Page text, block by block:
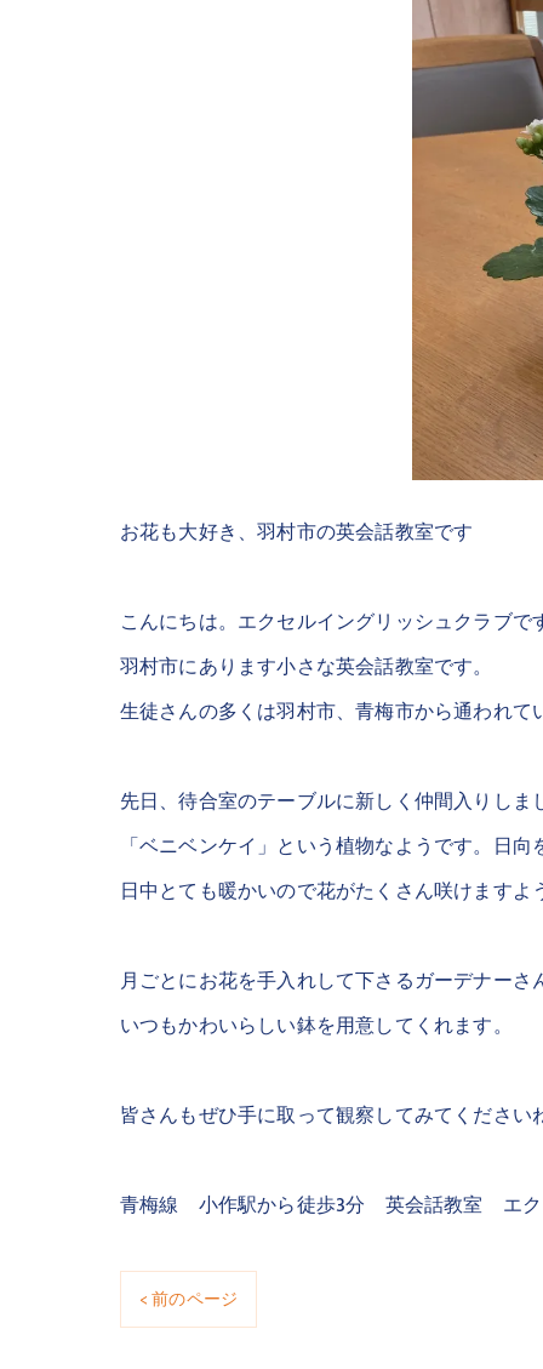
お花も大好き、羽村市の英会話教室です
こんにちは。エクセルイングリッシュクラブで
羽村市にあります小さな英会話教室です。
生徒さんの多くは羽村市、青梅市から通われ
先日、待合室のテーブルに新しく仲間入りし
「ベニベンケイ」という植物なようです。日
日中とても暖かいので花がたくさん咲けますよ
月ごとにお花を手入れして下さるガーデナー
いつもかわいらしい鉢を用意してくれます。
皆さんもぜひ手に取って観察してみてください
青梅線 小作駅から徒歩3分 英会話教室 エク
< 前のページ